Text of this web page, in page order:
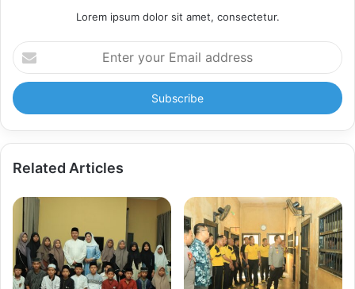
Lorem ipsum dolor sit amet, consectetur.
Enter
your
Email
address
Related Articles